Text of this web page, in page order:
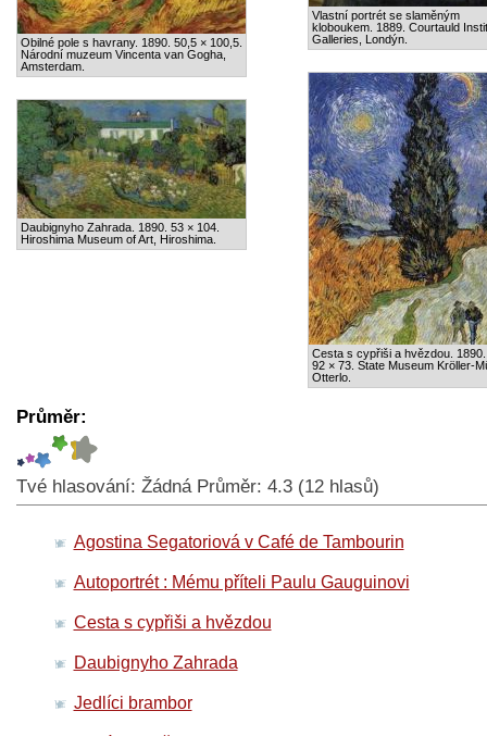
Vlastní portrét se slaměným
kloboukem. 1889. Courtauld
Galleries, Londýn.
Obilné pole s havrany. 1890. 50,5 × 100,5.
Národní muzeum Vincenta van Gogha,
Amsterdam.
Cesta s cypřiši a hvězdou. 1890.
92 × 73. State Museum Kröller-
Otterlo.
Daubignyho Zahrada. 1890. 53 × 104.
Hiroshima Museum of Art, Hiroshima.
Průměr:
Tvé hlasování: Žádná Průměr: 4.3 (12 hlasů)
Agostina Segatoriová v Café de Tambourin
Autoportrét : Mému příteli Paulu Gauguinovi
Cesta s cypřiši a hvězdou
Daubignyho Zahrada
Jedlíci brambor